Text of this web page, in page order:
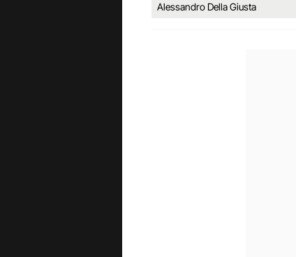
Alessandro Della Giusta